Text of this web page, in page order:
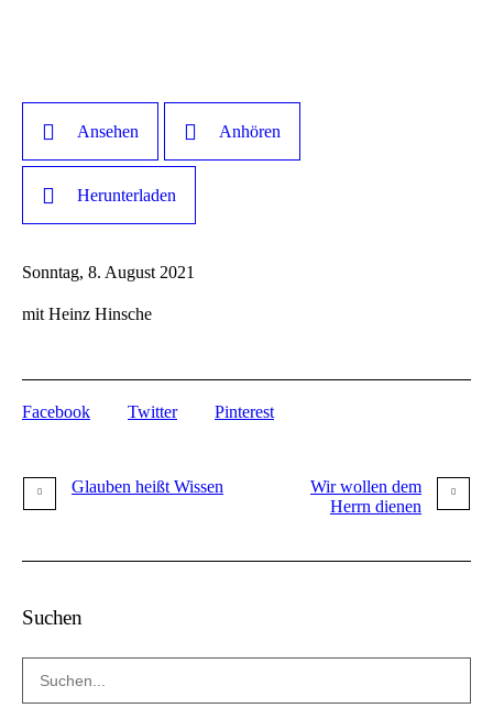
Ansehen Anhören
Herunterladen
Sonntag, 8. August 2021
mit Heinz Hinsche
Facebook Twitter Pinterest
Glauben heißt Wissen
Wir wollen dem
Herrn dienen
Suchen
Search
for: